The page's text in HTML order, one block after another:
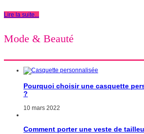
Lire la suite...
Mode & Beauté
Pourquoi choisir une casquette
?
10 mars 2022
Comment porter une veste de